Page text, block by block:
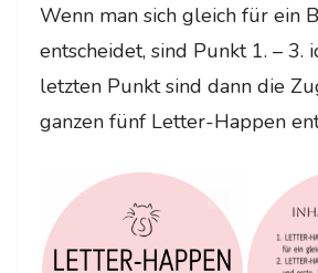
Wenn man sich gleich für ein
entscheidet, sind Punkt 1. – 3.
letzten Punkt sind dann die
ganzen fünf Letter-Happen